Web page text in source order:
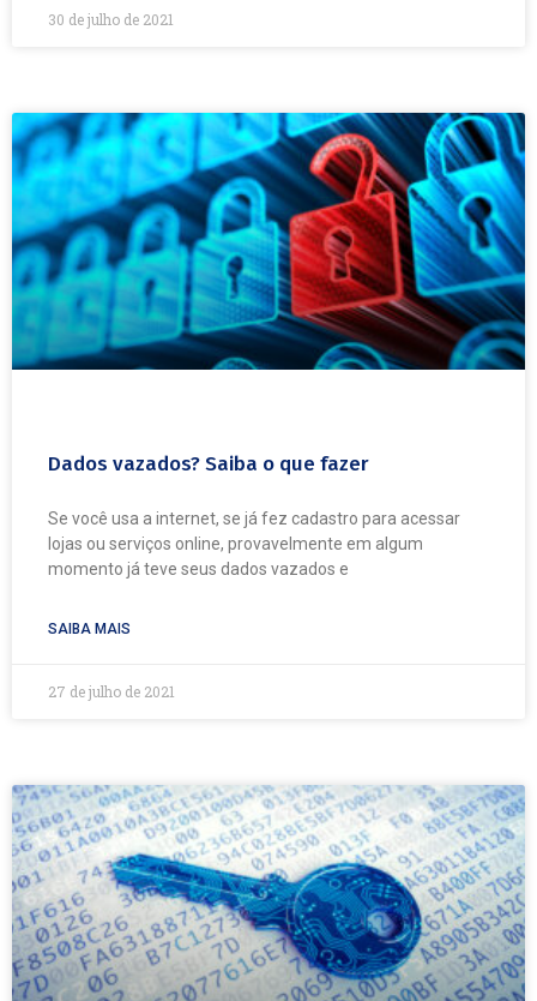
30 de julho de 2021
Dados vazados? Saiba o que fazer
Se você usa a internet, se já fez cadastro para acessar
lojas ou serviços online, provavelmente em algum
momento já teve seus dados vazados e
SAIBA MAIS
27 de julho de 2021